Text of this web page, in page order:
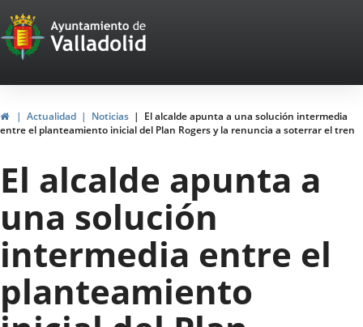
Portal
Web
del
Ayuntamiento
de
Valladolid
HomeActualidad Noticias
El alcalde apunta a una solución intermedia
entre el planteamiento inicial del Plan Rogers y la renuncia a soterrar el tren
El alcalde apunta a
una solución
intermedia entre el
planteamiento